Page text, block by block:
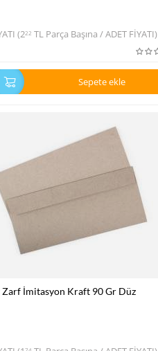
(222 TL Parça Başına / ADET FİYATI)
Sepete ekle
İmitasyon Kraft 90 Gr Düz